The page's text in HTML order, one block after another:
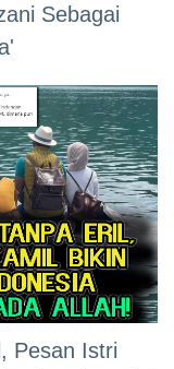
Sebagai
Pesan Istri